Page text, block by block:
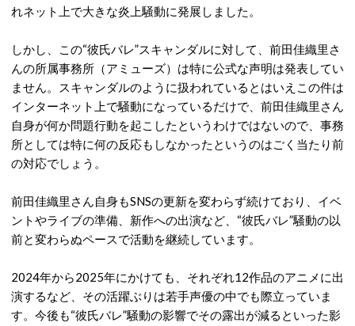
れネット上で大きな炎上騒動に発展しました。
しかし、この“彼氏バレ”スキャンダルに対して、前田佳織里さ
んの所属事務所（アミューズ）は特に公式な声明は発表してい
ません。スキャンダルのように扱われているとはいえこの件は
インターネット上で騒動になっているだけで、前田佳織里さん
自身が何か問題行動を起こしたというわけではないので、事務
所としては特に何の反応もしなかったというのはごく当たり前
の対応でしょう。
前田佳織里さん自身もSNSの更新を変わらず続けており、イベ
ントやライブの準備、新作への出演など、“彼氏バレ”騒動の以
前と変わらぬペースで活動を継続しています。
2024年から2025年にかけても、それぞれ12作品のアニメに出
演するなど、その活躍ぶりは若手声優の中でも際立っていま
す。今後も“彼氏バレ”騒動の影響でその露出が減るといった影